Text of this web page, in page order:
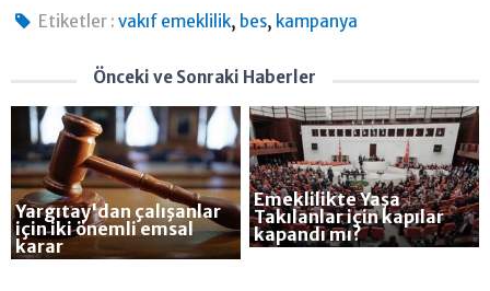
Etiketler : vakıf emeklilik, bes, kampanya
Önceki ve Sonraki Haberler
Yargıtay'dan çalışanlar
için iki önemli emsal
karar
Emeklilikte Yaşa
Takılanlar için kapılar
kapandı mı?